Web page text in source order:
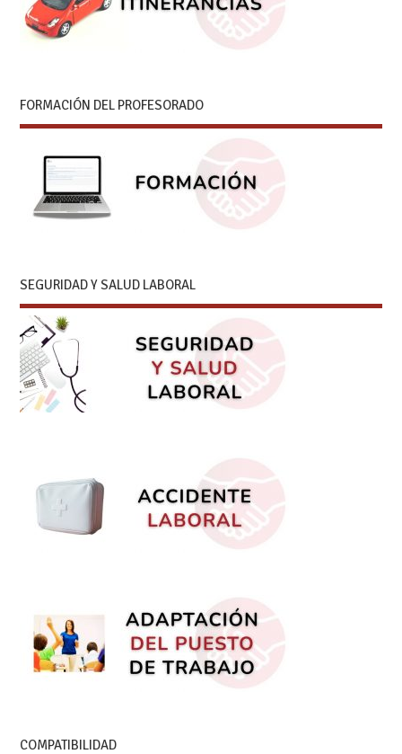
FORMACIÓN DEL PROFESORADO
SEGURIDAD Y SALUD LABORAL
COMPATIBILIDAD